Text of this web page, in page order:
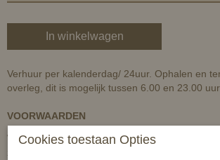
In winkelwagen
Verhuur per kalenderdag/ 24uur. Ophalen en
overleg, dit is mogelijk tussen 6.00 en 23.00 uur.
VOORWAARDEN
Wij verhuren met liefde onze producten aan
Cookies toestaan Opties